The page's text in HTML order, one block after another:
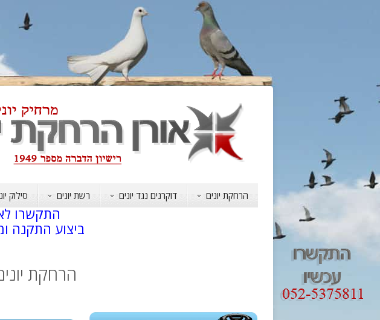
הרחקת יונים דוקרנים נגד יונים רשת יונים סילוק
התקשרו
ביצוע התקנה
הרחקת